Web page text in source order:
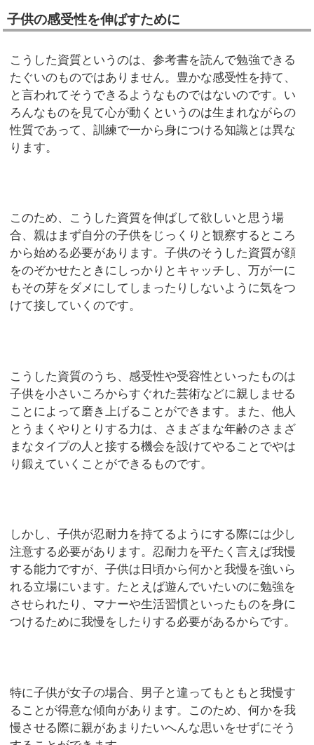
子供の感受性を伸ばすために
こうした資質というのは、参考書を読んで勉強できる
たぐいのものではありません。豊かな感受性を持て、
と言われてそうできるようなものではないのです。い
ろんなものを見て心が動くというのは生まれながらの
性質であって、訓練で一から身につける知識とは異な
ります。
このため、こうした資質を伸ばして欲しいと思う場
合、親はまず自分の子供をじっくりと観察するところ
から始める必要があります。子供のそうした資質が顔
をのぞかせたときにしっかりとキャッチし、万が一に
もその芽をダメにしてしまったりしないように気をつ
けて接していくのです。
こうした資質のうち、感受性や受容性といったものは
子供を小さいころからすぐれた芸術などに親しませる
ことによって磨き上げることができます。また、他人
とうまくやりとりする力は、さまざまな年齢のさまざ
まなタイプの人と接する機会を設けてやることでやは
り鍛えていくことができるものです。
しかし、子供が忍耐力を持てるようにする際には少し
注意する必要があります。忍耐力を平たく言えば我慢
する能力ですが、子供は日頃から何かと我慢を強いら
れる立場にいます。たとえば遊んでいたいのに勉強を
させられたり、マナーや生活習慣といったものを身に
つけるために我慢をしたりする必要があるからです。
特に子供が女子の場合、男子と違ってもともと我慢す
ることが得意な傾向があります。このため、何かを我
慢させる際に親があまりたいへんな思いをせずにそう